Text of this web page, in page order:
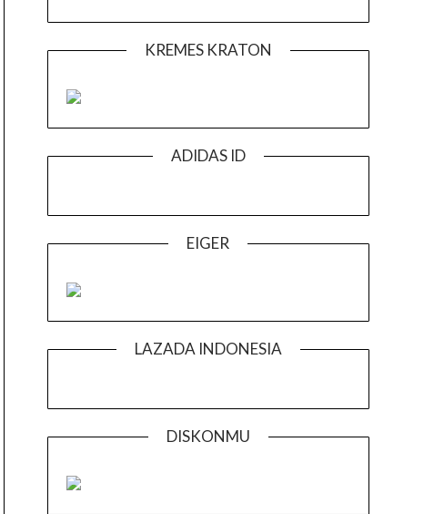
KREMES KRATON
ADIDAS ID
EIGER
LAZADA INDONESIA
DISKONMU